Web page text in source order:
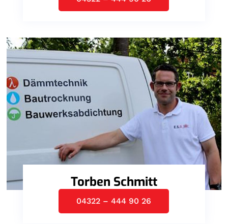
Torben Schmitt
04322 – 444 90 26